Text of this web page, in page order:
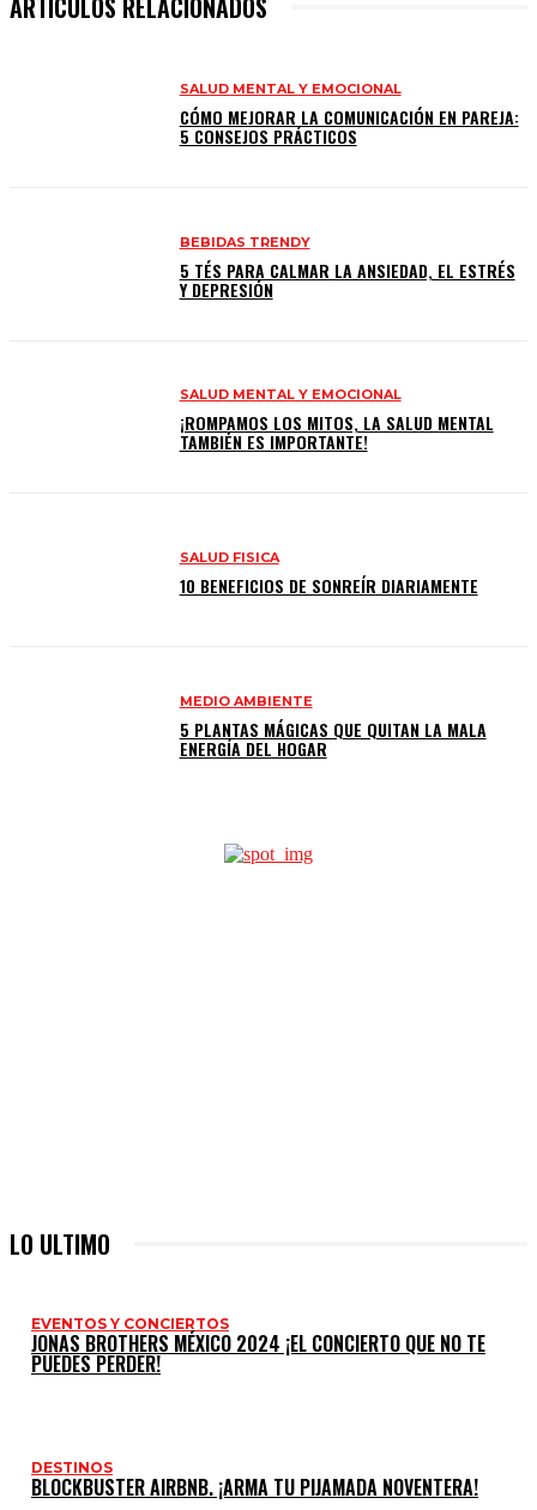
ARTICULOS RELACIONADOS
SALUD MENTAL Y EMOCIONAL
CÓMO MEJORAR LA COMUNICACIÓN EN PAREJA:
5 CONSEJOS PRÁCTICOS
BEBIDAS TRENDY
5 TÉS PARA CALMAR LA ANSIEDAD, EL ESTRÉS
Y DEPRESIÓN
SALUD MENTAL Y EMOCIONAL
¡ROMPAMOS LOS MITOS, LA SALUD MENTAL
TAMBIÉN ES IMPORTANTE!
SALUD FISICA
10 BENEFICIOS DE SONREÍR DIARIAMENTE
MEDIO AMBIENTE
5 PLANTAS MÁGICAS QUE QUITAN LA MALA
ENERGÍA DEL HOGAR
LO ULTIMO
EVENTOS Y CONCIERTOS
JONAS BROTHERS MÉXICO 2024 ¡EL CONCIERTO QUE NO TE
PUEDES PERDER!
DESTINOS
BLOCKBUSTER AIRBNB. ¡ARMA TU PIJAMADA NOVENTERA!